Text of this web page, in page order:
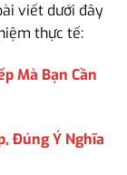
viết dưới đây
thực tế:
Mà Bạn Cần
Đúng Ý Nghĩa